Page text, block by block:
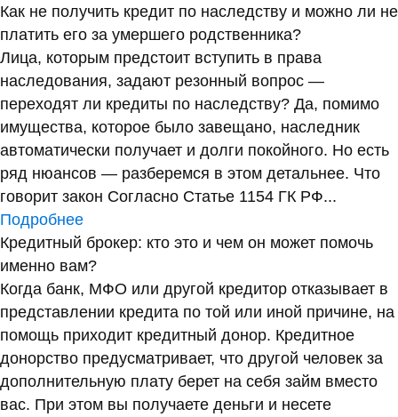
Как не получить кредит по наследству и можно ли не
платить его за умершего родственника?
Лица, которым предстоит вступить в права
наследования, задают резонный вопрос —
переходят ли кредиты по наследству? Да, помимо
имущества, которое было завещано, наследник
автоматически получает и долги покойного. Но есть
ряд нюансов — разберемся в этом детальнее. Что
говорит закон Согласно Статье 1154 ГК РФ...
Подробнее
Кредитный брокер: кто это и чем он может помочь
именно вам?
Когда банк, МФО или другой кредитор отказывает в
представлении кредита по той или иной причине, на
помощь приходит кредитный донор. Кредитное
донорство предусматривает, что другой человек за
дополнительную плату берет на себя займ вместо
вас. При этом вы получаете деньги и несете